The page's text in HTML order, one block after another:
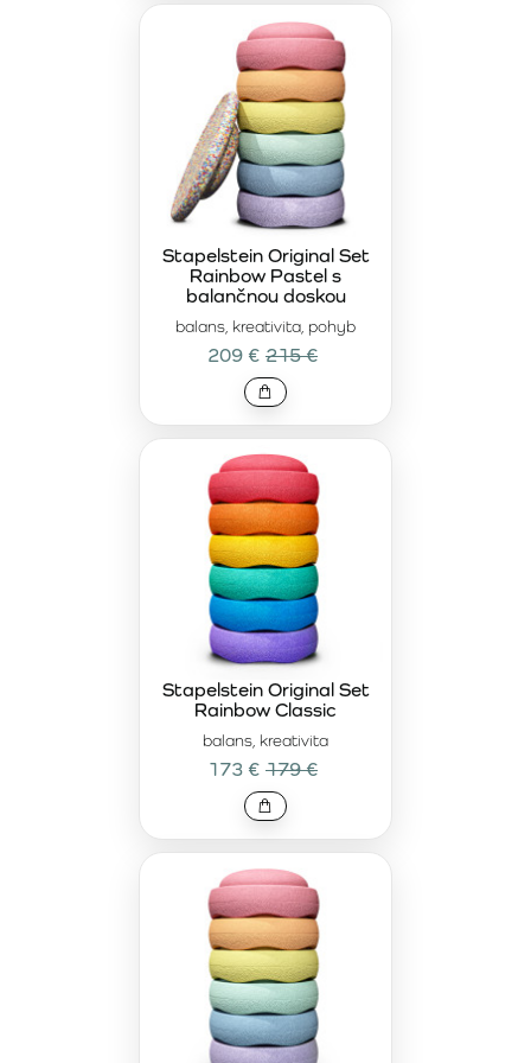
balans, kreativita, pohyb
Stapelstein Original Set
Rainbow Pastel s
balančnou doskou
209 € 215 €
balans, kreativita
Stapelstein Original Set
Rainbow Classic
173 € 179 €